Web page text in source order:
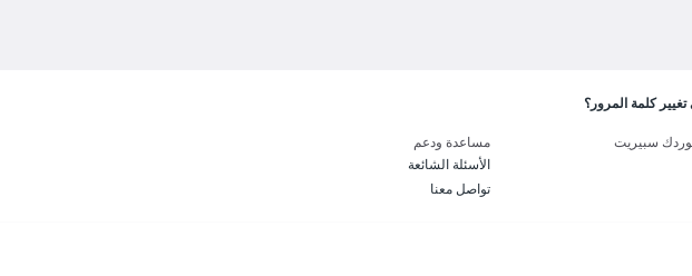
كلمة المرور؟
سبيريت
مساعدة ودعم
الأسئلة الشائعة
تواصل معنا